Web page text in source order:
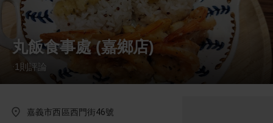
丸飯食事處 (嘉鄉店)
· 1 則評論
嘉義市西區西門街46號